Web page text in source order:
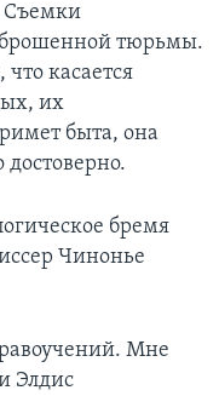
Съемки
тюрьмы.
касается
их
быта, она
достоверно.
бремя
Чинонье
Мне
Элдис